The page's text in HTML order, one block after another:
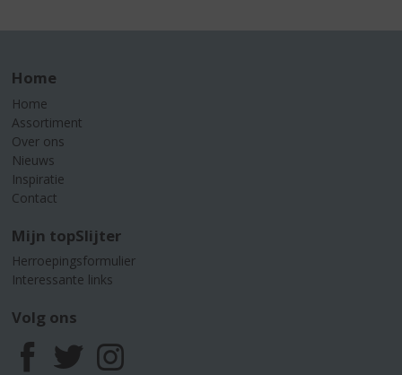
Home
Home
Assortiment
Over ons
Nieuws
Inspiratie
Contact
Mijn topSlijter
Herroepingsformulier
Interessante links
Volg ons
F T I